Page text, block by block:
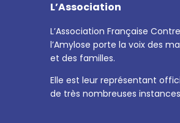
L’Association
L’Association Française Contre
l’Amylose porte la voix des
et des familles.
Elle est leur représentant
de très nombreuses